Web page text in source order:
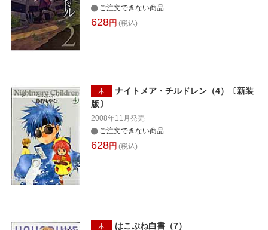
ご注文できない商品
628円 (税込)
本
ナイトメア・チルドレン（4）〔新装
版〕
2008年11月 発売
ご注文できない商品
628円 (税込)
本 はこぶね白書（7）